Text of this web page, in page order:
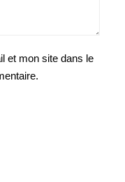
et mon site dans le